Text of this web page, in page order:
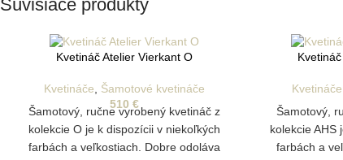
Súvisiace produkty
Kvetináč Atelier Vierkant O
Kvetináče
Šamotové kvetináče
510 €
Šamotový, ručne vyrobený kvetináč z
kolekcie O je k dispozícii v niekoľkých
farbách a veľkostiach. Dobre odoláva
Kvetináče
Šamotový,
kolekcie AHS
farbách a